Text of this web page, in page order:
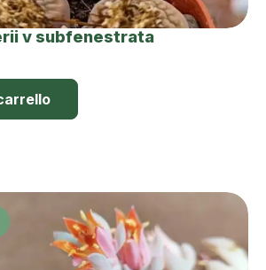
v subfenestrata